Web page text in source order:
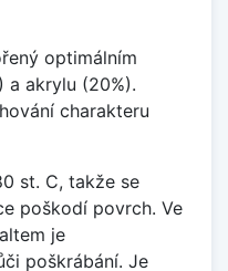
optimálním
a akrylu (20%).
charakteru
st. C, takže se
poškodí povrch. Ve
je
poškrábání. Je